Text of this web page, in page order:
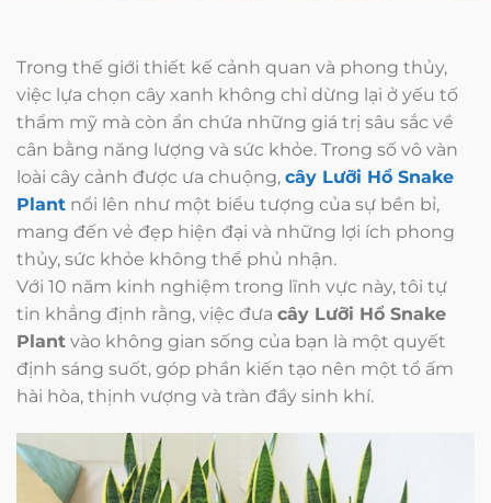
Trong thế giới thiết kế cảnh quan và phong thủy,
việc lựa chọn cây xanh không chỉ dừng lại ở yếu tố
thẩm mỹ mà còn ẩn chứa những giá trị sâu sắc về
cân bằng năng lượng và sức khỏe. Trong số vô vàn
loài cây cảnh được ưa chuộng, cây Lưỡi Hổ Snake
Plant nổi lên như một biểu tượng của sự bền bỉ,
mang đến vẻ đẹp hiện đại và những lợi ích phong
thủy, sức khỏe không thể phủ nhận.
Với 10 năm kinh nghiệm trong lĩnh vực này, tôi tự
tin khẳng định rằng, việc đưa cây Lưỡi Hổ Snake
Plant vào không gian sống của bạn là một quyết
định sáng suốt, góp phần kiến tạo nên một tổ ấm
hài hòa, thịnh vượng và tràn đầy sinh khí.